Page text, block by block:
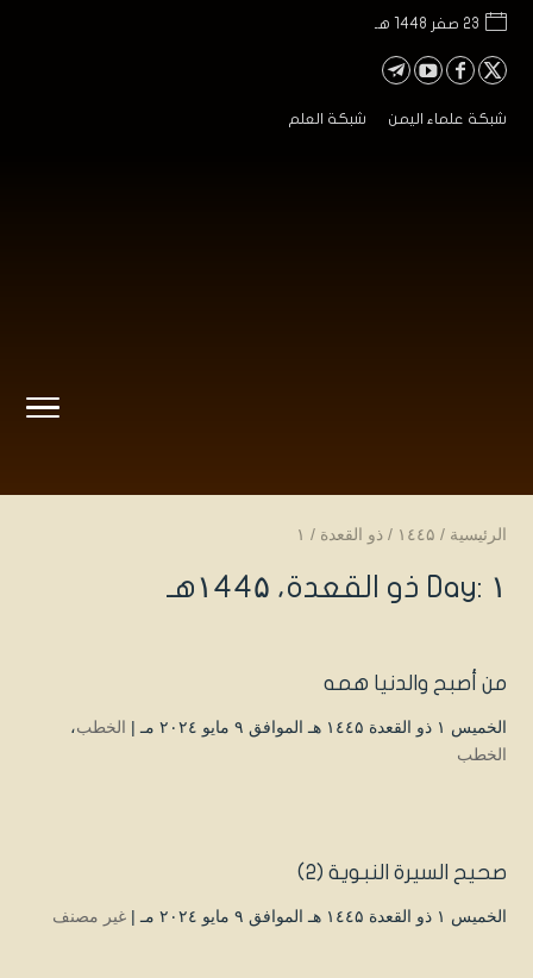
23 صفر 1448 هـ
شبكة علماء اليمن شبكة العلم
الرئيسية / ۱٤٤۵ / ذو القعدة / ۱
Day: ۱ ذو القعدة، ۱٤٤۵هـ
من أصبح والدنيا همه
الخميس ۱ ذو القعدة ۱٤٤۵ هـ الموافق ۹ مايو ۲۰۲٤ مـ | الخطب،
الخطب
صحيح السيرة النبوية (2)
الخميس ۱ ذو القعدة ۱٤٤۵ هـ الموافق ۹ مايو ۲۰۲٤ مـ | غير مصنف